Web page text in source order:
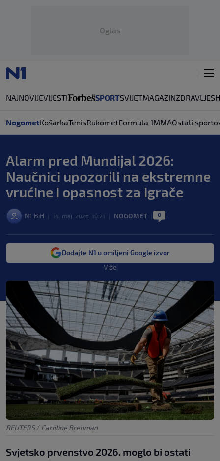
Oglas
NAJNOVIJEVIJESTI SPORTSVIJETMAGAZINZDRAVLJE
NogometKošarkaTenisRukometFormula 1MMAOstali
Alarm pred Mundijal 2026:
Naučnici upozorili na ekstremne
vrućine i opasnost za igrače
N1 BiH 14. maj. 2026. 10:21 NOGOMET 0
Dodajte N1 u omiljeni Google izvor
Više
REUTERS / Caroline Brehman
Svjetsko prvenstvo 2026. moglo bi ostati